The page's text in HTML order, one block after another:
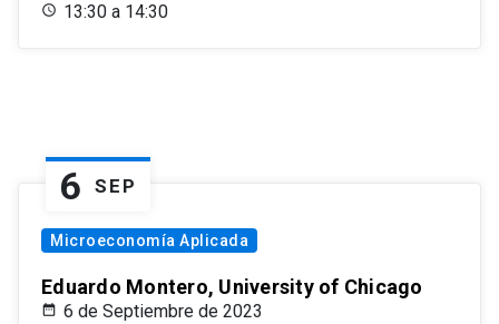
13:30 a 14:30
6 SEP
Microeconomía Aplicada
Eduardo Montero, University of Chicago
6 de Septiembre de 2023